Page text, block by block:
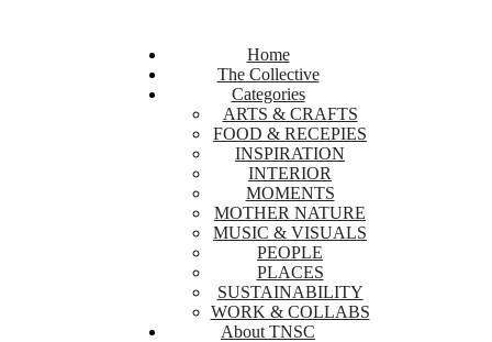
Home
The Collective
Categories
ARTS & CRAFTS
FOOD & RECEPIES
INSPIRATION
INTERIOR
MOMENTS
MOTHER NATURE
MUSIC & VISUALS
PEOPLE
PLACES
SUSTAINABILITY
WORK & COLLABS
About TNSC